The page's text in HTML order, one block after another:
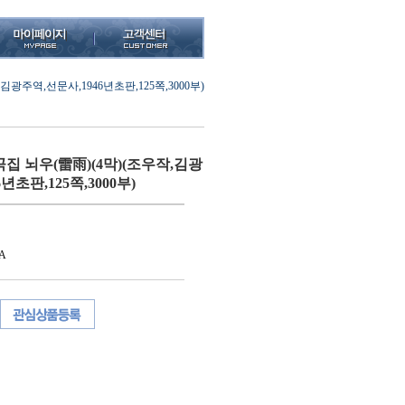
광주역,선문사,1946년초판,125쪽,3000부)
집 뇌우(雷雨)(4막)(조우작,김광
초판,125쪽,3000부)